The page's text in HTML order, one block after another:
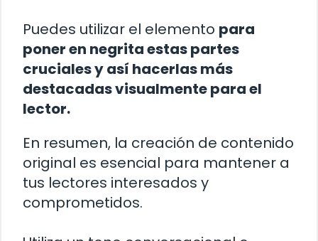
Puedes utilizar el elemento para
poner en negrita estas partes
cruciales y así hacerlas más
destacadas visualmente para el
lector.
En resumen, la creación de contenido
original es esencial para mantener a
tus lectores interesados y
comprometidos.